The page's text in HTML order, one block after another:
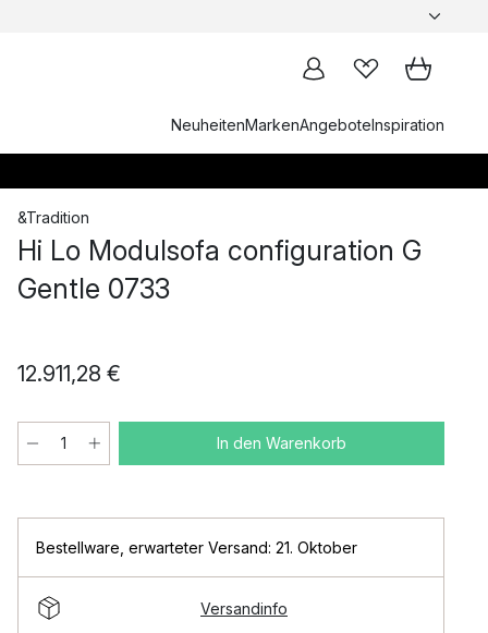
NeuheitenMarkenAngeboteInspiration
&Tradition
Hi Lo Modulsofa configuration G
Gentle 0733
12.911,28 €
In den Warenkorb
Bestellware erwarteter Versand: 21. Oktober
Versandinfo